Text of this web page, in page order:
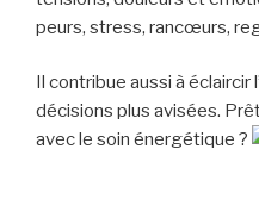
peurs, stress, rancœurs,
Il contribue aussi à éclaircir
décisions plus avisées.
avec le soin énergétique ?